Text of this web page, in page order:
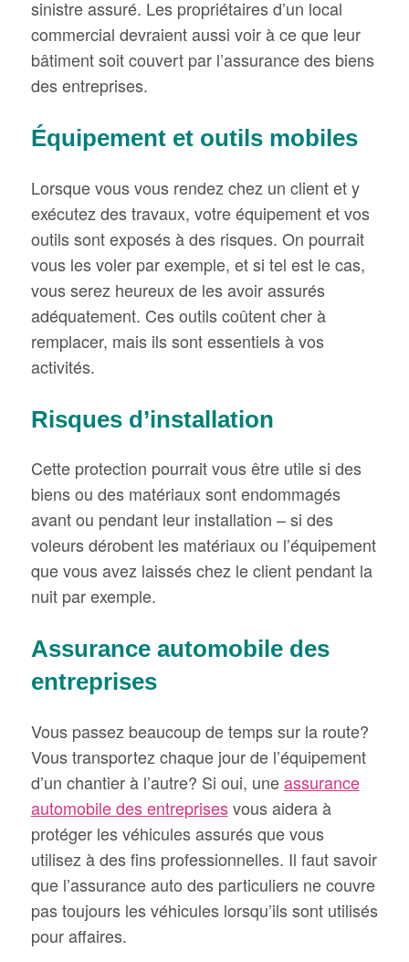
sinistre assuré. Les propriétaires d’un local
commercial devraient aussi voir à ce que leur
bâtiment soit couvert par l’assurance des biens
des entreprises.
Équipement et outils mobiles
Lorsque vous vous rendez chez un client et y
exécutez des travaux, votre équipement et vos
outils sont exposés à des risques. On pourrait
vous les voler par exemple, et si tel est le cas,
vous serez heureux de les avoir assurés
adéquatement. Ces outils coûtent cher à
remplacer, mais ils sont essentiels à vos
activités.
Risques d’installation
Cette protection pourrait vous être utile si des
biens ou des matériaux sont endommagés
avant ou pendant leur installation – si des
voleurs dérobent les matériaux ou l’équipement
que vous avez laissés chez le client pendant la
nuit par exemple.
Assurance automobile des
entreprises
Vous passez beaucoup de temps sur la route?
Vous transportez chaque jour de l’équipement
d’un chantier à l’autre? Si oui, uneassurance
automobile des entreprisesvous aidera à
protéger les véhicules assurés que vous
utilisez à des fins professionnelles. Il faut savoir
que l’assurance auto des particuliers ne couvre
pas toujours les véhicules lorsqu’ils sont utilisés
pour affaires.